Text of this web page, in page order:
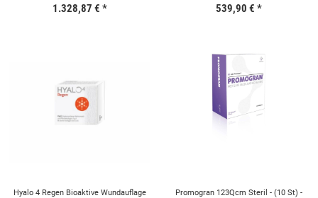
1.328,87 € * 539,90 € *
Hyalo 4 Regen Bioaktive Wundauflage
Promogran 123Qcm Steril - (10 St) -